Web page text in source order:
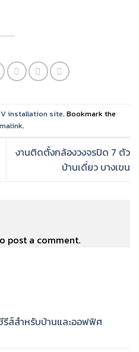
installation site. Bookmark the
.
งานติดตั้งกล้องวงจรปิด 7 ตัว
บ้านเดี่ยว บางเขน
post a comment.
รีส์สำหรับบ้านและออฟฟิศ